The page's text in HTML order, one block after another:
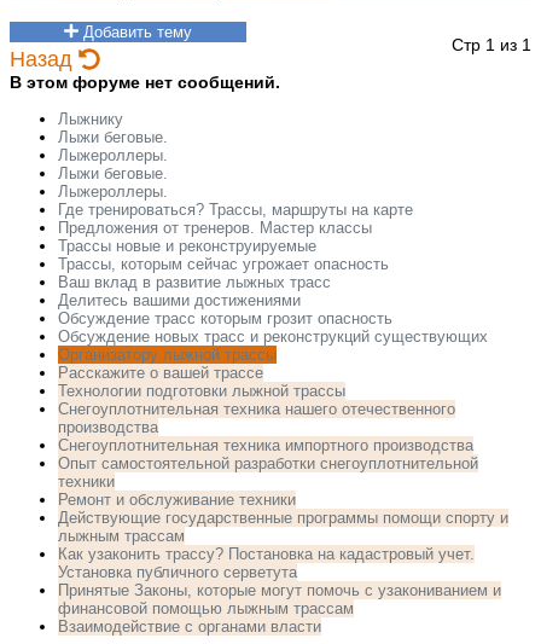
Добавить тему
Назад
Стр 1 из 1
В этом форуме нет сообщений.
Лыжнику
Лыжи беговые.
Лыжероллеры.
Лыжи беговые.
Лыжероллеры.
Где тренироваться? Трассы, маршруты на карте
Предложения от тренеров. Мастер классы
Трассы новые и реконструируемые
Трассы, которым сейчас угрожает опасность
Ваш вклад в развитие лыжных трасс
Делитесь вашими достижениями
Обсуждение трасс которым грозит опасность
Обсуждение новых трасс и реконструкций существующих
Организатору лыжной трассы
Расскажите о вашей трассе
Технологии подготовки лыжной трассы
Снегоуплотнительная техника нашего отечественного
производства
Снегоуплотнительная техника импортного производства
Опыт самостоятельной разработки снегоуплотнительной
техники
Ремонт и обслуживание техники
Действующие государственные программы помощи спорту и
лыжным трассам
Как узаконить трассу? Постановка на кадастровый учет.
Установка публичного серветута
Принятые Законы, которые могут помочь с узакониванием и
финансовой помощью лыжным трассам
Взаимодействие с органами власти